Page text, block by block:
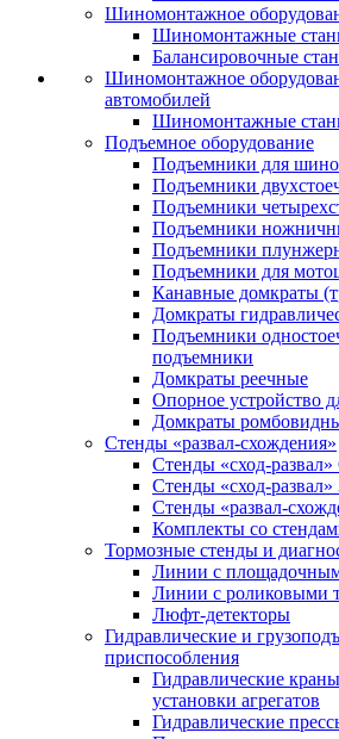
Шиномонтажное
Шиномонтажные
Балансировочные
Шиномонтажное
автомобилей
Шиномонтажные
Подъемное оборудование
Подъемники для
Подъемники
Подъемники
Подъемники
Подъемники
Подъемники для
Канавные домкраты
Домкраты
Подъемники
подъемники
Домкраты реечные
Опорное устройство
Домкраты
Стенды «развал-схождения»
Стенды «сход-
Стенды «сход-развал»
Стенды «развал-
Комплекты со
Тормозные стенды и
Линии с
Линии с роликовыми
Люфт-детекторы
Гидравлические и
приспособления
Гидравлические
установки агрегатов
Гидравлические